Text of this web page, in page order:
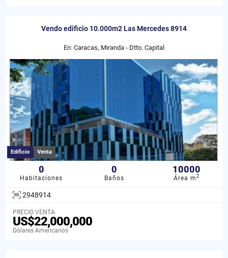
Vendo edificio 10.000m2 Las Mercedes 8914
En: Caracas, Miranda - Dtto. Capital
Edificio Venta
0
Habitaciones
0
Baños
10000
Área m2
2948914
PRECIO VENTA
US$22,000,000
Dólares Americanos